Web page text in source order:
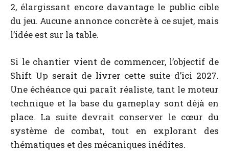
2, élargissant encore davantage le public cible
du jeu. Aucune annonce concrète à ce sujet, mais
l’idée est sur la table.
Si le chantier vient de commencer, l’objectif de
Shift Up serait de livrer cette suite d’ici 2027.
Une échéance qui paraît réaliste, tant le moteur
technique et la base du gameplay sont déjà en
place. La suite devrait conserver le cœur du
système de combat, tout en explorant des
thématiques et des mécaniques inédites.